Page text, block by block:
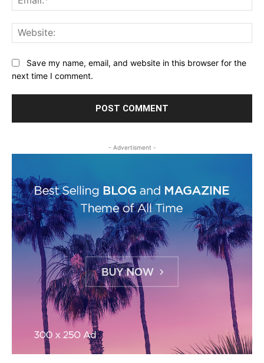
Save my name, email, and website in this browser for the
next time I comment.
- Advertisment -